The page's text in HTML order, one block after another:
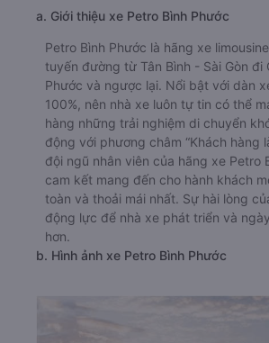
a. Giới thiệu xe Petro Bình Phước
Petro Bình Phước là hãng xe
tuyến đường từ Tân Bình - Sài Gòn đi
Phước và ngược lại. Nổi bật với dàn
100%, nên nhà xe luôn tự tin có thể
hàng những trải nghiệm di chuyển
động với phương châm “Khách hàng
đội ngũ nhân viên của hãng xe Petro
cam kết mang đến cho hành khách
toàn và thoải mái nhất. Sự hài lòng
động lực để nhà xe phát triển và
hơn.
b. Hình ảnh xe Petro Bình Phước